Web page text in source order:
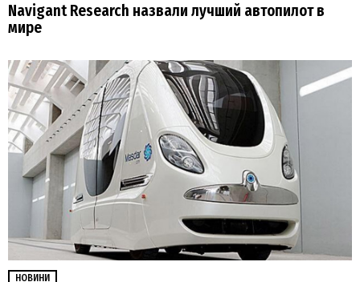
Navigant Research назвали лучший автопилот в
мире
НОВИНИ